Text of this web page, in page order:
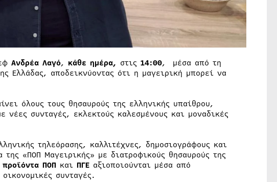
Ανδρέα Λαγό, κάθε ημέρα, στις 14:00, μέσα από τη
Ελλάδας, αποδεικνύοντας ότι η μαγειρική μπορεί να
όλους τους θησαυρούς της ελληνικής υπαίθρου,
νέες συνταγές, εκλεκτούς καλεσμένους και μοναδικές
τηλεόρασης, καλλιτέχνες, δημοσιογράφους και
«ΠΟΠ Μαγειρικής» με διατροφικούς θησαυρούς της
ΠΟΠ και ΠΓΕ αξιοποιούνται μέσα από
συνταγές.